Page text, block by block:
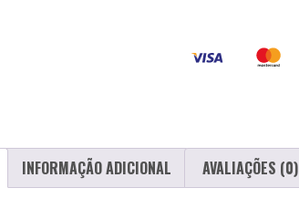
INFORMAÇÃO ADICIONAL AVALIAÇÕES (0)